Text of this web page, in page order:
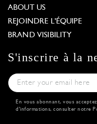
ABOUT US
REJOINDRE L'ÉQUIPE
BRAND VISIBILITY
S'inscrire à la
En vous abonnant, vous
d'informations, consulter notre